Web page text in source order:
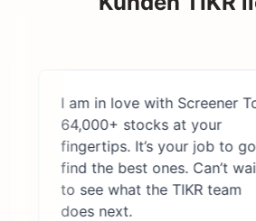
I am in love with Screener
64,000+ stocks at your
fingertips. It’s your job to go
find the best ones. Can’t wait
to see what the TIKR team
does next.